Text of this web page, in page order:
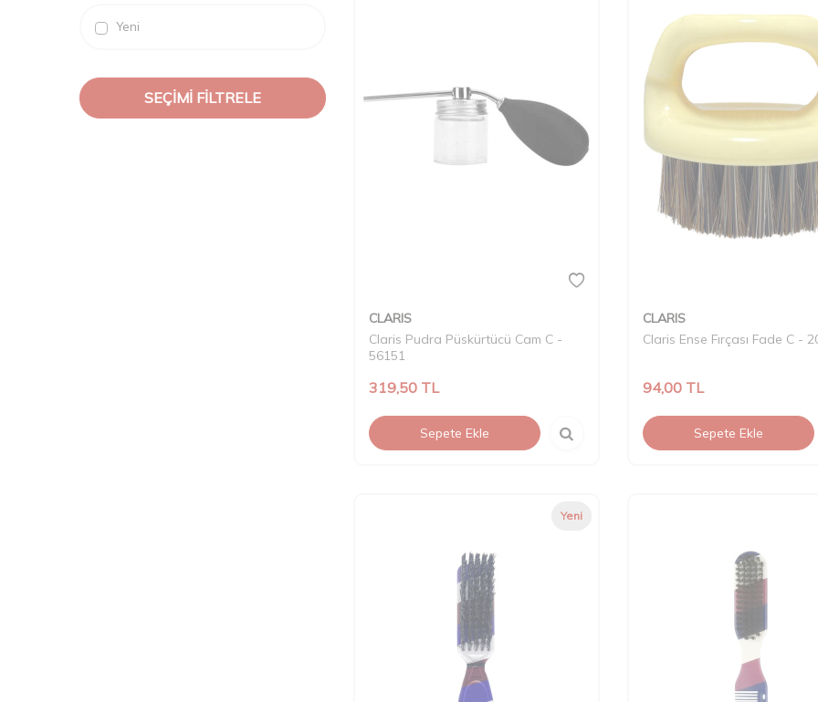
Yeni
SEÇIMI FILTRELE
CLARIS
Claris Pudra Püskürtücü Cam C -
56151
319,50 TL
Sepete Ekle
CLARIS
Claris Ense Fırçası Fade C -
94,00TL
Sepete Ekle
Yeni